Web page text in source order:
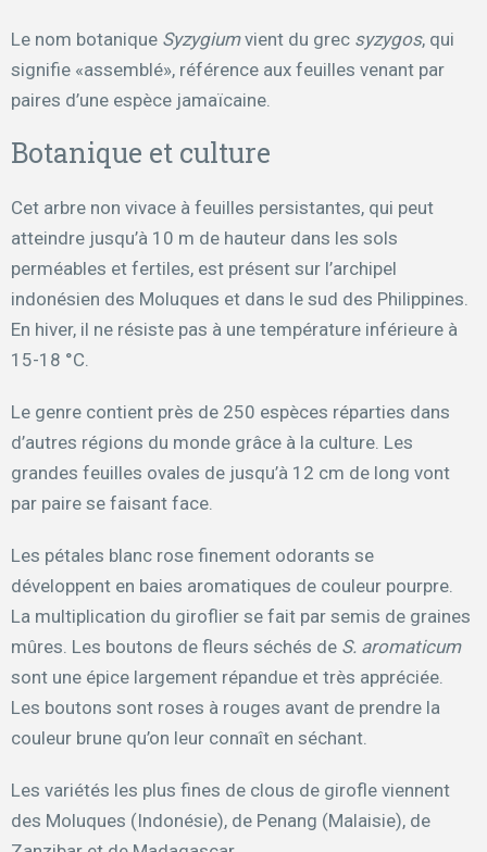
Le nom botanique Syzygiumvient du grec syzygos, qui
signifie «assemblé», référence aux feuilles venant par
paires d’une espèce jamaïcaine.
Botanique et culture
Cet arbre non vivace à feuilles persistantes, qui peut
atteindre jusqu’à 10 m de hauteur dans les sols
perméables et fertiles, est présent sur l’archipel
indonésien des Moluques et dans le sud des Philippines.
En hiver, il ne résiste pas à une température inférieure à
15-18 °C.
Le genre contient près de 250 espèces réparties dans
d’autres régions du monde grâce à la culture. Les
grandes feuilles ovales de jusqu’à 12 cm de long vont
par paire se faisant face.
Les pétales blanc rose finement odorants se
développent en baies aromatiques de couleur pourpre.
La multiplication du giroflier se fait par semis de graines
mûres. Les boutons de fleurs séchés de S. aromaticum
sont une épice largement répandue et très appréciée.
Les boutons sont roses à rouges avant de prendre la
couleur brune qu’on leur connaît en séchant.
Les variétés les plus fines de clous de girofle viennent
des Moluques (Indonésie), de Penang (Malaisie), de